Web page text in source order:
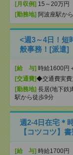
[月収例] 15～20万円
[勤務地] 阿波座駅か
<週3～4日！短
般事務！[派遣]
[給 与] 時給1600円
[交通費]◆交通費実費
[勤務地] 長居(地下鉄
駅から徒歩9分
週2-4日在宅＊
【コツコツ】
[給 与] 時給1700円